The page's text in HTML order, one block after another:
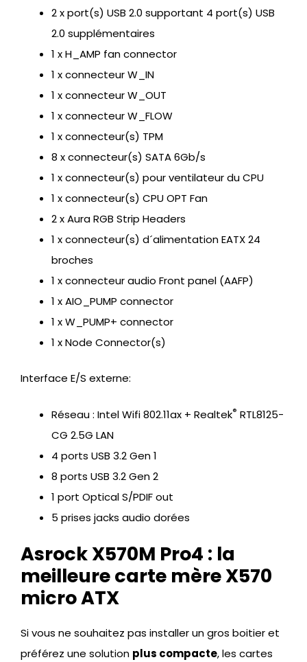
2 x port(s) USB 2.0 supportant 4 port(s) USB
2.0 supplémentaires
1 x H_AMP fan connector
1 x connecteur W_IN
1 x connecteur W_OUT
1 x connecteur W_FLOW
1 x connecteur(s) TPM
8 x connecteur(s) SATA 6Gb/s
1 x connecteur(s) pour ventilateur du CPU
1 x connecteur(s) CPU OPT Fan
2 x Aura RGB Strip Headers
1 x connecteur(s) d´alimentation EATX 24
broches
1 x connecteur audio Front panel (AAFP)
1 x AIO_PUMP connector
1 x W_PUMP+ connector
1 x Node Connector(s)
Interface E/S externe:
Réseau : Intel Wifi 802.11ax + Realtek® RTL8125-
CG 2.5G LAN
4 ports USB 3.2 Gen 1
8 ports USB 3.2 Gen 2
1 port Optical S/PDIF out
5 prises jacks audio dorées
Asrock X570M Pro4 : la
meilleure carte mère X570
micro ATX
Si vous ne souhaitez pas installer un gros boitier et
préférez une solution plus compacte, les cartes